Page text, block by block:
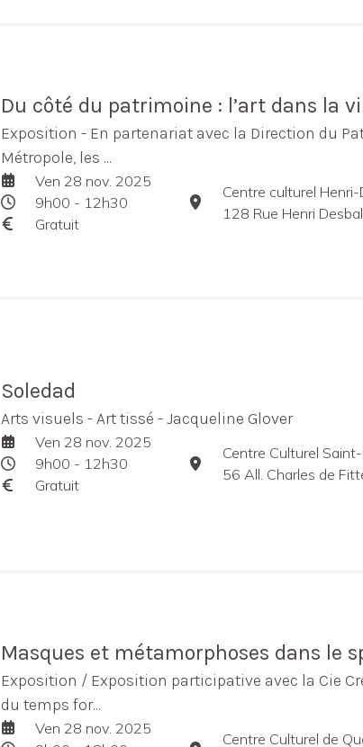
Du côté du patrimoine : l’art dans la
Exposition - En partenariat avec la Direction du
Métropole, les ...
Ven 28 nov. 2025
9h00 - 12h30
Gratuit
Centre culturel Henri-
128 Rue Henri
Soledad
Arts visuels - Art tissé - Jacqueline Glover
Ven 28 nov. 2025
9h00 - 12h30
Gratuit
Centre Culturel
56 All. Charles de
Masques et métamorphoses dans le
Exposition / Exposition participative avec la Cie
du temps for...
Ven 28 nov. 2025
Centre Culturel de